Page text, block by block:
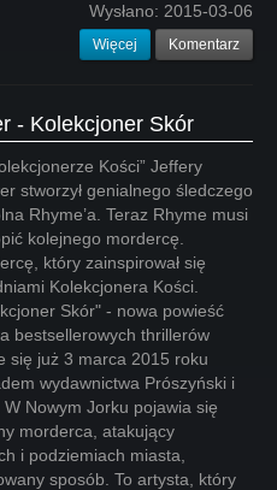
Wysłano: 2015-03-06
Więcej Komentarz
- Kolekcjoner Skór
Kości” Jeffery
stworzył genialnego śledczego
Rhyme’a. Teraz Rhyme musi
kolejnego mordercę.
który zainspirował się
Kolekcjonera Kości.
Skór" - nowa powieść
bestsellerowych thrillerów
się już 3 marca 2015 roku
wydawnictwa Prószyński i
W Nowym Jorku pojawia się
morderca, atakujący
i podziemiach miasta,
sposób. To artysta, który